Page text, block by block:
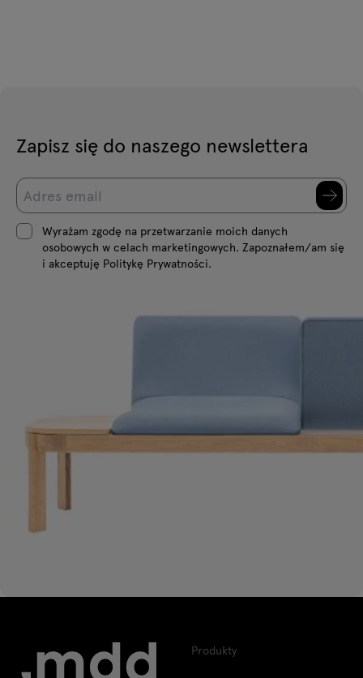
Zapisz się do naszego newslettera
Wyrażam zgodę na przetwarzanie moich danych
osobowych w celach marketingowych. Zapoznałem/am się
i akceptuję Politykę Prywatności.
Produkty